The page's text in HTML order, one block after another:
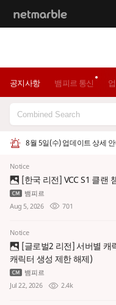
공지사항 뱀피르 통신
8월 5일(수) 업데이트 상세
Notice
[한국 리전] VCC S1 클랜
뱀피르
Aug 5, 2026
701
Notice
[글로벌2 리전] 서버별 캐
캐릭터 생성 제한 해제)
뱀피르
Jul 22, 2026
2.4k